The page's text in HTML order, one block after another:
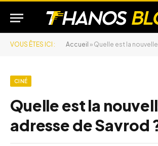
VOUS ÊTES ICI : Accueil » Quelle est la nouvelle
CINÉ
Quelle est la
adresse de Savrod